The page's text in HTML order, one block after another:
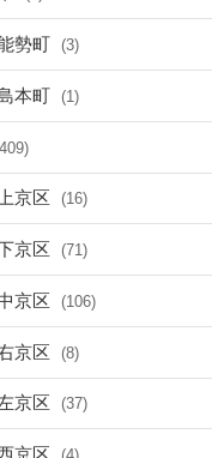
勢町 (3)
本町 (1)
京区 (16)
京区 (71)
京区 (106)
京区 (8)
京区 (37)